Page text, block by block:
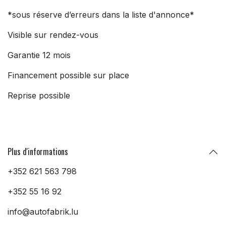
*sous réserve d’erreurs dans la liste d'annonce*
Visible sur rendez-vous
Garantie 12 mois
Financement possible sur place
Reprise possible
Plus d'informations
+352 621 563 798
+352 55 16 92
info@autofabrik.lu